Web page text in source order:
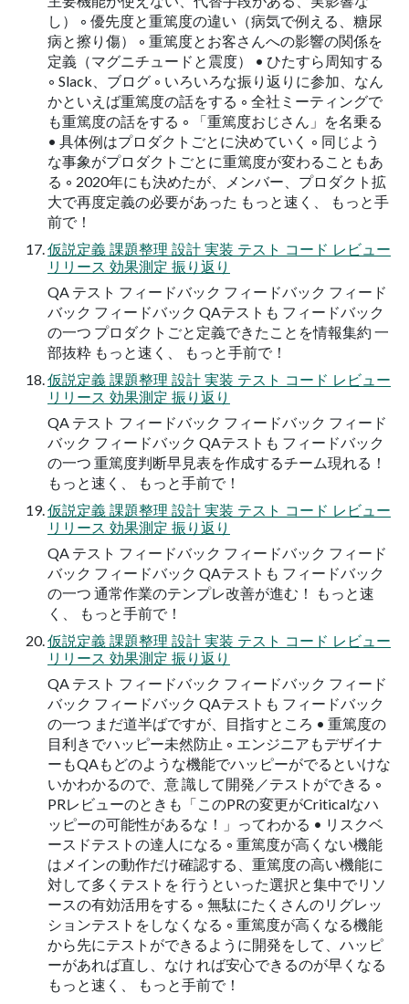
し） ◦ 優先度と重篤度の違い（病気で例える、糖尿
病と擦り傷） ◦ 重篤度とお客さんへの影響の関係を
定義（マグニチュードと震度） • ひたすら周知する
◦ Slack、ブログ ◦ いろいろな振り返りに参加、なん
かといえば重篤度の話をする ◦ 全社ミーティングで
も重篤度の話をする ◦ 「重篤度おじさん」を名乗る
• 具体例はプロダクトごとに決めていく ◦ 同じよう
な事象がプロダクトごとに重篤度が変わることもあ
る ◦ 2020年にも決めたが、メンバー、プロダクト拡
大で再度定義の必要があった もっと速く、 もっと⼿
前で！
仮説定義 課題整理 設計 実装 テスト コード レビュー
リリース 効果測定 振り返り
QA テスト フィードバック フィードバック フィード
バック フィードバック QAテストも フィードバック
の⼀つ プロダクトごと定義できたことを情報集約 一
部抜粋 もっと速く、 もっと⼿前で！
仮説定義 課題整理 設計 実装 テスト コード レビュー
リリース 効果測定 振り返り
QA テスト フィードバック フィードバック フィード
バック フィードバック QAテストも フィードバック
の⼀つ 重篤度判断早⾒表を作成するチーム現れる！
もっと速く、 もっと⼿前で！
仮説定義 課題整理 設計 実装 テスト コード レビュー
リリース 効果測定 振り返り
QA テスト フィードバック フィードバック フィード
バック フィードバック QAテストも フィードバック
の⼀つ 通常作業のテンプレ改善が進む！ もっと速
く、 もっと⼿前で！
仮説定義 課題整理 設計 実装 テスト コード レビュー
リリース 効果測定 振り返り
QA テスト フィードバック フィードバック フィード
バック フィードバック QAテストも フィードバック
の⼀つ まだ道半ばですが、⽬指すところ • 重篤度の
⽬利きでハッピー未然防⽌ ◦ エンジニアもデザイナ
ーもQAもどのような機能でハッピーがでるといけな
いかわかるので、意 識して開発／テストができる ◦
PRレビューのときも「このPRの変更がCriticalなハ
ッピーの可能性があるな！」ってわかる • リスクベ
ースドテストの達⼈になる ◦ 重篤度が高くない機能
はメインの動作だけ確認する、重篤度の高い機能に
対して多くテストを 行うといった選択と集中でリソ
ースの有効活用をする ◦ 無駄にたくさんのリグレッ
ションテストをしなくなる ◦ 重篤度が高くなる機能
から先にテストができるように開発をして、ハッピ
ーがあれば直し、なけ れば安心できるのが早くなる
もっと速く、 もっと⼿前で！